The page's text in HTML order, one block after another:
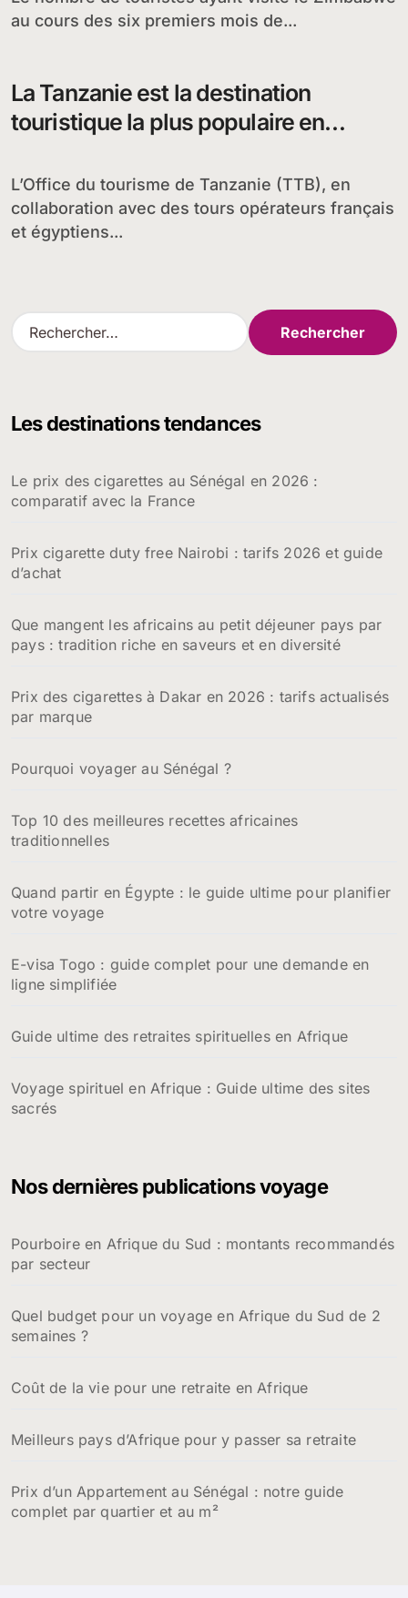
au cours des six premiers mois de...
La Tanzanie est la destination
touristique la plus populaire en
L’Office du tourisme de Tanzanie (TTB), en
collaboration avec des tours opérateurs français
et égyptiens...
R
e
r
e
r
Les destinations tendances
Le prix des cigarettes au Sénégal en 2026 :
comparatif avec la France
Prix cigarette duty free Nairobi : tarifs 2026 et guide
d’achat
Que mangent les africains au petit déjeuner pays par
pays : tradition riche en saveurs et en diversité
Prix des cigarettes à Dakar en 2026 : tarifs actualisés
par marque
Pourquoi voyager au Sénégal ?
Top 10 des meilleures recettes africaines
traditionnelles
Quand partir en Égypte : le guide ultime pour planifier
votre voyage
E-visa Togo : guide complet pour une demande en
ligne simplifiée
Guide ultime des retraites spirituelles en Afrique
Voyage spirituel en Afrique : Guide ultime des sites
sacrés
Nos dernières publications voyage
Pourboire en Afrique du Sud : montants recommandés
par secteur
Quel budget pour un voyage en Afrique du Sud de 2
semaines ?
Coût de la vie pour une retraite en Afrique
Meilleurs pays d’Afrique pour y passer sa retraite
Prix d’un Appartement au Sénégal : notre guide
complet par quartier et au m²